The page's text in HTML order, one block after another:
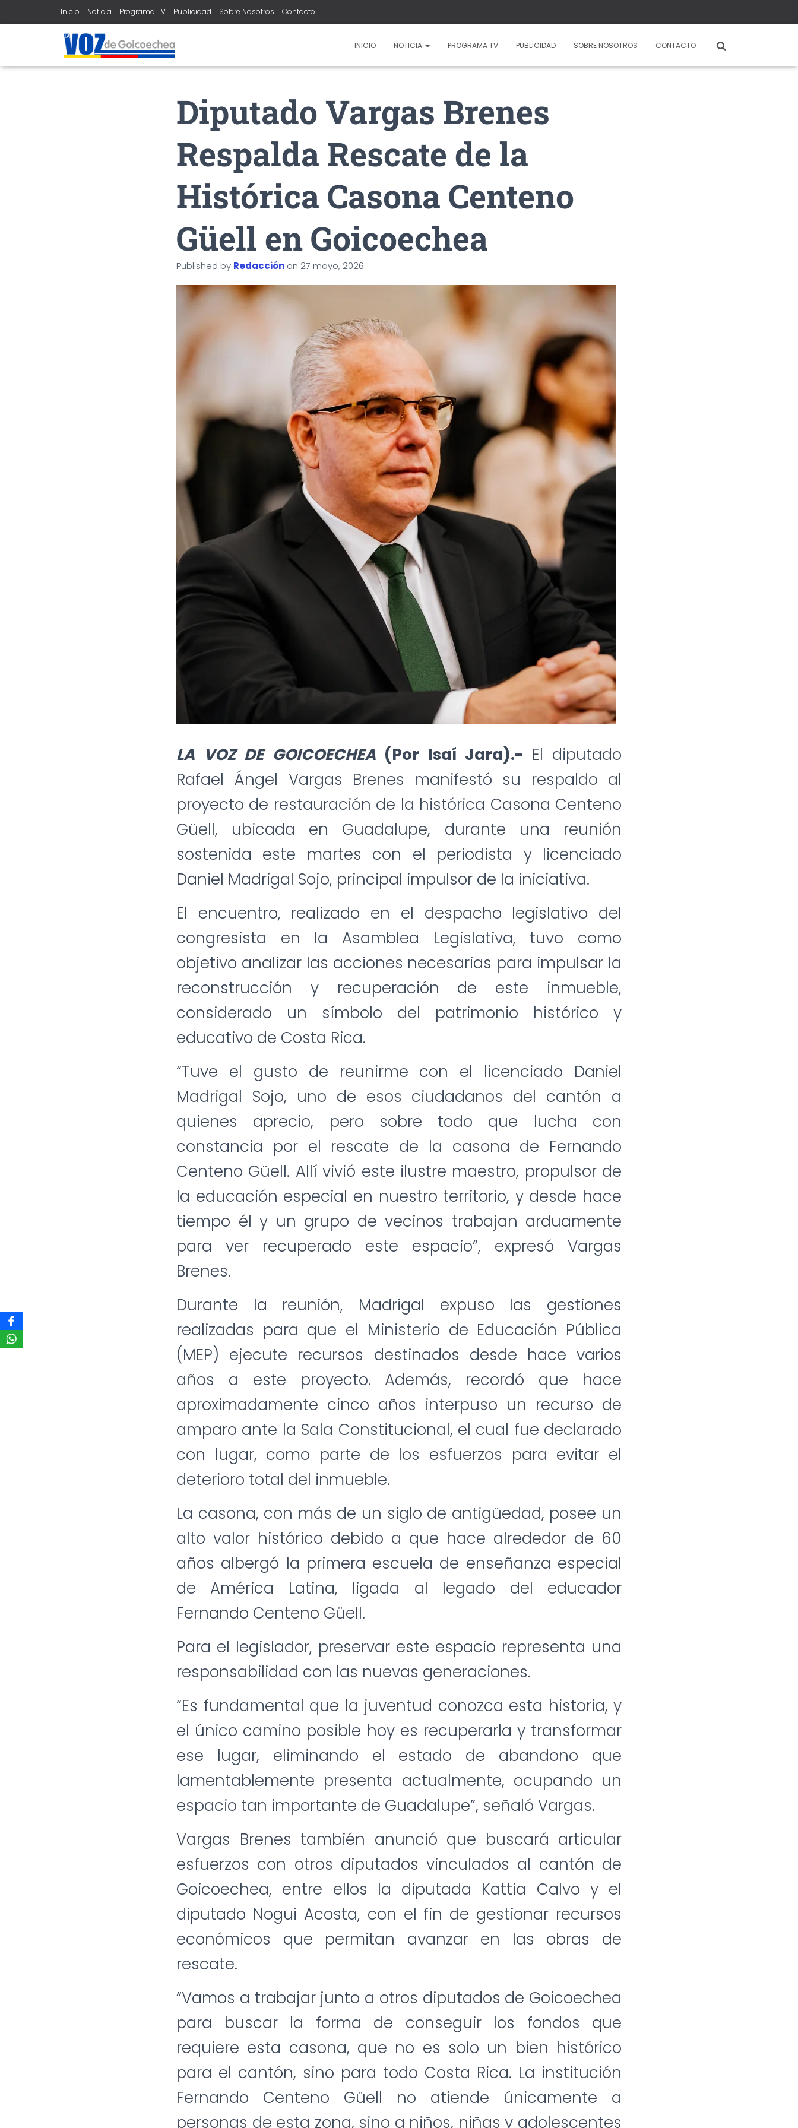
Inicio Noticia Programa TV Publicidad Sobre Nosotros Contacto
INICIO NOTICIA PROGRAMA TV PUBLICIDAD SOBRE NOSOTROS CONTACTO
Diputado Vargas Brenes
Respalda Rescate de la
Histórica Casona Centeno
Güell en Goicoechea
Published by Redacción on 27 mayo, 2026
LA VOZ DE GOICOECHEA(Por Isaí Jara).- El diputado
Rafael Ángel Vargas Brenes manifestó su respaldo al
proyecto de restauración de la histórica Casona Centeno
Güell, ubicada en Guadalupe, durante una reunión
sostenida este martes con el periodista y licenciado
Daniel Madrigal Sojo, principal impulsor de la iniciativa.
El encuentro, realizado en el despacho legislativo del
congresista en la Asamblea Legislativa, tuvo como
objetivo analizar las acciones necesarias para impulsar la
reconstrucción y recuperación de este inmueble,
considerado un símbolo del patrimonio histórico y
educativo de Costa Rica.
“Tuve el gusto de reunirme con el licenciado Daniel
Madrigal Sojo, uno de esos ciudadanos del cantón a
quienes aprecio, pero sobre todo que lucha con
constancia por el rescate de la casona de Fernando
Centeno Güell. Allí vivió este ilustre maestro, propulsor de
la educación especial en nuestro territorio, y desde hace
tiempo él y un grupo de vecinos trabajan arduamente
para ver recuperado este espacio”, expresó Vargas
Brenes.
Durante la reunión, Madrigal expuso las gestiones
realizadas para que el Ministerio de Educación Pública
(MEP) ejecute recursos destinados desde hace varios
años a este proyecto. Además, recordó que hace
aproximadamente cinco años interpuso un recurso de
amparo ante la Sala Constitucional, el cual fue declarado
con lugar, como parte de los esfuerzos para evitar el
deterioro total del inmueble.
La casona, con más de un siglo de antigüedad, posee un
alto valor histórico debido a que hace alrededor de 60
años albergó la primera escuela de enseñanza especial
de América Latina, ligada al legado del educador
Fernando Centeno Güell.
Para el legislador, preservar este espacio representa una
responsabilidad con las nuevas generaciones.
“Es fundamental que la juventud conozca esta historia, y
el único camino posible hoy es recuperarla y transformar
ese lugar, eliminando el estado de abandono que
lamentablemente presenta actualmente, ocupando un
espacio tan importante de Guadalupe”, señaló Vargas.
Vargas Brenes también anunció que buscará articular
esfuerzos con otros diputados vinculados al cantón de
Goicoechea, entre ellos la diputada Kattia Calvo y el
diputado Nogui Acosta, con el fin de gestionar recursos
económicos que permitan avanzar en las obras de
rescate.
“Vamos a trabajar junto a otros diputados de Goicoechea
para buscar la forma de conseguir los fondos que
requiere esta casona, que no es solo un bien histórico
para el cantón, sino para todo Costa Rica. La institución
Fernando Centeno Güell no atiende únicamente a
personas de esta zona, sino a niños, niñas y adolescentes